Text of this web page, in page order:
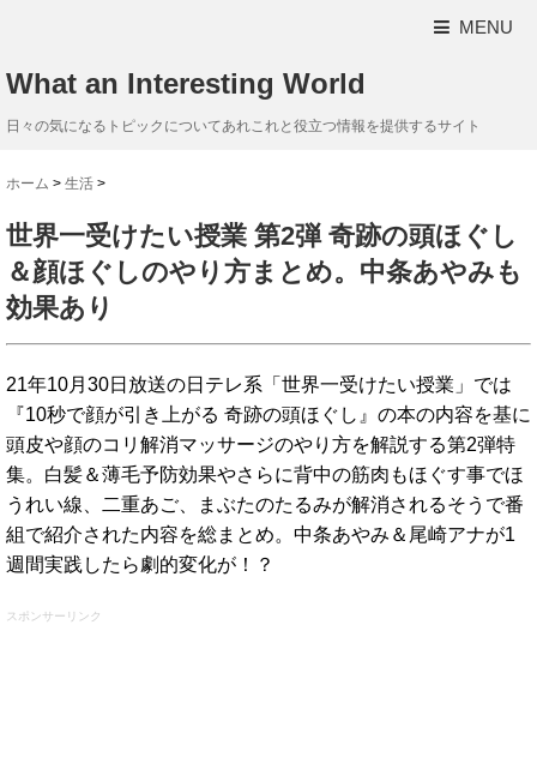
MENU
What an Interesting World
日々の気になるトピックについてあれこれと役立つ情報を提供するサイト
ホーム > 生活 >
世界一受けたい授業 第2弾 奇跡の頭ほぐし
＆顔ほぐしのやり方まとめ。中条あやみも
効果あり
21年10月30日放送の日テレ系「世界一受けたい授業」では
『10秒で顔が引き上がる 奇跡の頭ほぐし』の本の内容を基に
頭皮や顔のコリ解消マッサージのやり方を解説する第2弾特
集。白髪＆薄毛予防効果やさらに背中の筋肉もほぐす事でほ
うれい線、二重あご、まぶたのたるみが解消されるそうで番
組で紹介された内容を総まとめ。中条あやみ＆尾崎アナが1
週間実践したら劇的変化が！？
スポンサーリンク